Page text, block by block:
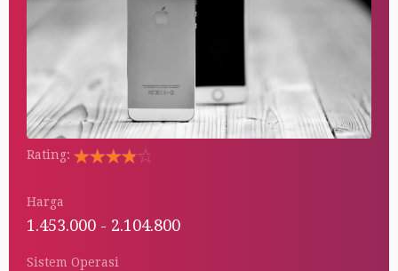
Rating:
Harga
1.453.000 - 2.104.800
Sistem Operasi